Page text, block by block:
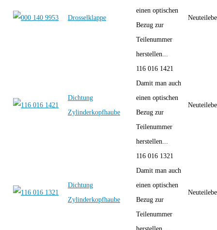
Drosselklappe
einen optischen
Bezug zur
Teilenummer
herstellen...
Dichtung
Zylinderkopfhaube
116 016 1421
Damit man auch
einen optischen
Bezug zur
Teilenummer
herstellen...
Dichtung
Zylinderkopfhaube
116 016 1321
Damit man auch
einen optischen
Bezug zur
Teilenummer